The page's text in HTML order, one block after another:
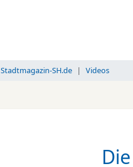
Stadtmagazin-SH.de Videos